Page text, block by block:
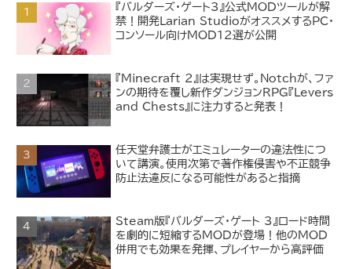
『バルダーズ・ゲート3』公式MODツールが解
禁！開発Larian StudioがオススメするPC・
コンソール向けMOD12選が公開
『Minecraft 2』は実現せず。Notchが、ファ
ンの期待を覆し新作ダンジョンRPG『Levers
and Chests』に注力すると発表！
任天堂弁護士がエミュレーターの違法性につ
いて講演。使用次第で著作権侵害や不正競争
防止法違反になる可能性があると指摘
Steam版『バルダーズ・ゲート 3』ロード時間
を劇的に短縮するMODが登場！他のMOD
併用でも効果を発揮、プレイヤーから高評価